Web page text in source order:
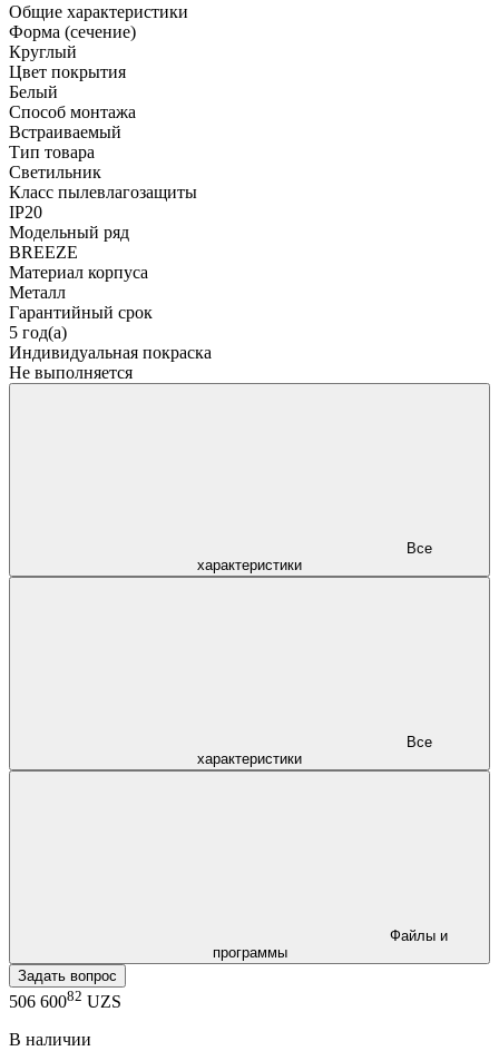
Общие характеристики
Форма (сечение)
Круглый
Цвет покрытия
Белый
Способ монтажа
Встраиваемый
Тип товара
Светильник
Класс пылевлагозащиты
IP20
Модельный ряд
BREEZE
Материал корпуса
Металл
Гарантийный срок
5 год(а)
Индивидуальная покраска
Не выполняется
характеристики
характеристики
программы
Задать вопрос
506 60082 UZS
В наличии